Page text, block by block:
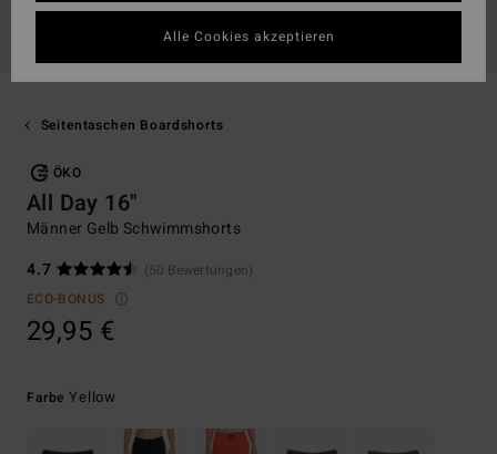
Seitentaschen Boardshorts
ÖKO
All Day 16"
Männer Gelb Schwimmshorts
4.7
(50 Bewertungen)
ECO-BONUS
29,95 €
FarbeYellow
Alle Cookies akzeptieren